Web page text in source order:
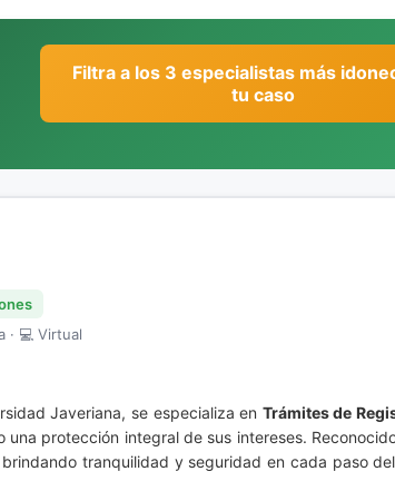
Filtra a los 3 especialistas más
tu caso
· 💻 Virtual
Javeriana, se especializa en Trámites de
una protección integral de sus intereses.
tranquilidad y seguridad en cada paso